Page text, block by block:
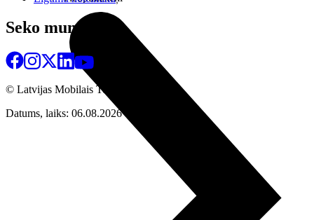
Seko mums
© Latvijas Mobilais Telefons
Datums, laiks: 06.08.2026 16:03